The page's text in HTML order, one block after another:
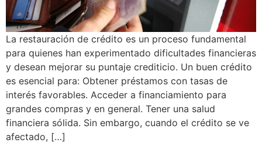
La restauración de crédito es un proceso fundamental
para quienes han experimentado dificultades financieras
y desean mejorar su puntaje crediticio. Un buen crédito
es esencial para: Obtener préstamos con tasas de
interés favorables. Acceder a financiamiento para
grandes compras y en general. Tener una salud
financiera sólida. Sin embargo, cuando el crédito se ve
afectado, […]